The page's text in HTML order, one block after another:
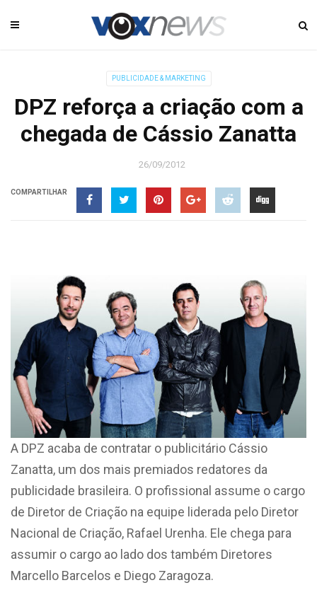
PUBLICIDADE & MARKETING
DPZ reforça a criação com a
chegada de Cássio Zanatta
26/09/2012
COMPARTILHAR
A DPZ acaba de contratar o publicitário Cássio
Zanatta, um dos mais premiados redatores da
publicidade brasileira. O profissional assume o cargo
de Diretor de Criação na equipe liderada pelo Diretor
Nacional de Criação, Rafael Urenha. Ele chega para
assumir o cargo ao lado dos também Diretores
Marcello Barcelos e Diego Zaragoza.